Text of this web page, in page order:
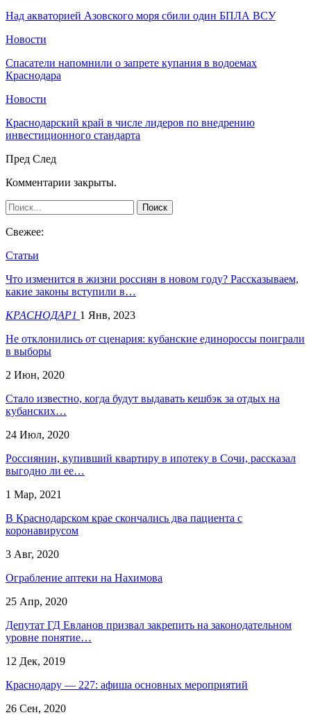
Над акваторией Азовского моря сбили один БПЛА ВСУ
Новости
Спасатели напомнили о запрете купания в водоемах
Краснодара
Новости
Краснодарский край в числе лидеров по внедрению
инвестиционного стандарта
Пред След
Комментарии закрыты.
Свежее:
Статьи
Что изменится в жизни россиян в новом году? Рассказываем,
какие законы вступили в…
КРАСНОДАР1 1 Янв, 2023
Не отклонились от сценария: кубанские единороссы поиграли
в выборы
2 Июн, 2020
Стало известно, когда будут выдавать кешбэк за отдых на
кубанских…
24 Июл, 2020
Россиянин, купивший квартиру в ипотеку в Сочи, рассказал
выгодно ли ее…
1 Мар, 2021
В Краснодарском крае скончались два пациента с
коронавирусом
3 Авг, 2020
Ограбление аптеки на Нахимова
25 Апр, 2020
Депутат ГД Евланов призвал закрепить на законодательном
уровне понятие…
12 Дек, 2019
Краснодару — 227: афиша основных мероприятий
26 Сен, 2020